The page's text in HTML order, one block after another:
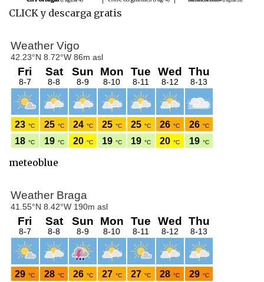
CLICK y descarga gratis
meteoblue